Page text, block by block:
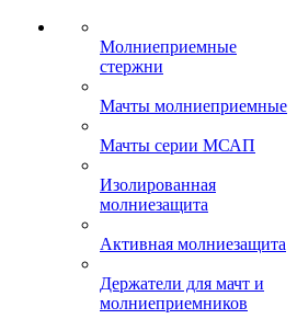
Молниеприемные
стержни
Мачты молниеприемные
Мачты серии МСАП
Изолированная
молниезащита
Активная молниезащита
Держатели для мачт и
молниеприемников